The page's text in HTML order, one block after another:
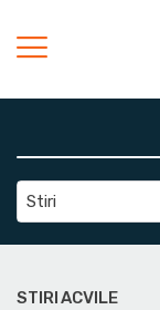
Stiri
STIRI ACVILE